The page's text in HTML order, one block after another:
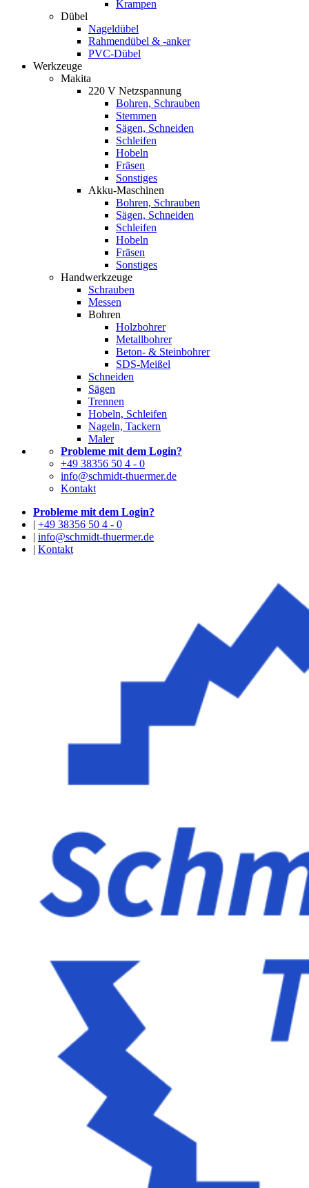
Krampen
Dübel
Nageldübel
Rahmendübel & -anker
PVC-Dübel
Werkzeuge
Makita
220 V Netzspannung
Bohren, Schrauben
Stemmen
Sägen, Schneiden
Schleifen
Hobeln
Fräsen
Sonstiges
Akku-Maschinen
Bohren, Schrauben
Sägen, Schneiden
Schleifen
Hobeln
Fräsen
Sonstiges
Handwerkzeuge
Schrauben
Messen
Bohren
Holzbohrer
Metallbohrer
Beton- & Steinbohrer
SDS-Meißel
Schneiden
Sägen
Trennen
Hobeln, Schleifen
Nageln, Tackern
Maler
Probleme mit dem Login?
+49 38356 50 4 - 0
info@schmidt-thuermer.de
Kontakt
Probleme mit dem Login?
| +49 38356 50 4 - 0
| info@schmidt-thuermer.de
| Kontakt